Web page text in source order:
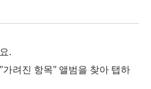
.
려진 항목" 앨범을 찾아 탭하